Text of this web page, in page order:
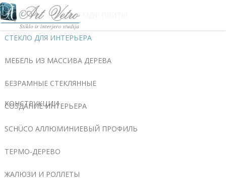
КУХОННАЯ МЕБЕЛЬ И МДФ ПЛИТЫ
СТЕКЛО ДЛЯ ИНТЕРЬЕРА
МЕБЕЛЬ ИЗ МАССИВА ДЕРЕВА
БЕЗРАМНЫЕ СТЕКЛЯННЫЕ
КОНСТРУКЦИИ
СОЗДАНИЕ ИНТЕРЬЕРА
SCHÜCO AЛЛЮМИНИЕВЫЙ ПРОФИЛЬ
ТЕРМО-ДЕРЕВО
ЖАЛЮЗИ И РОЛЛЕТЫ